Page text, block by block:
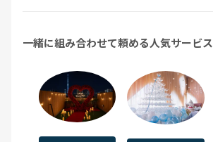
一緒に組み合わせて頼める人気サービス